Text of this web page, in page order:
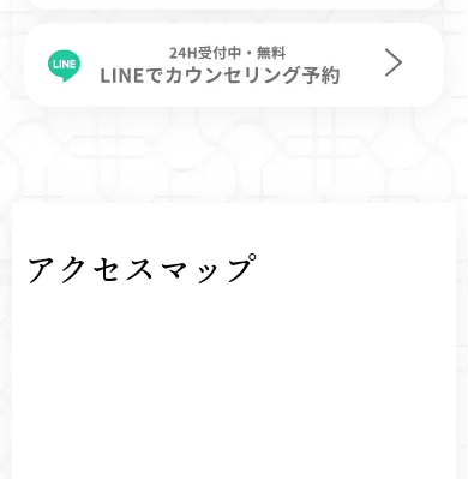
アクセスマップ